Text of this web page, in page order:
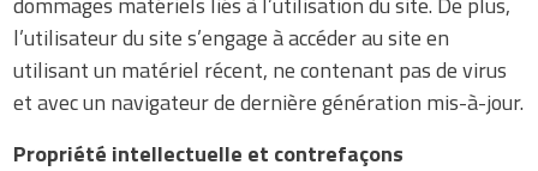
l’utilisateur du site s’engage à accéder au site en
utilisant un matériel récent, ne contenant pas de virus
et avec un navigateur de dernière génération mis-à-jour.
Propriété intellectuelle et contrefaçons